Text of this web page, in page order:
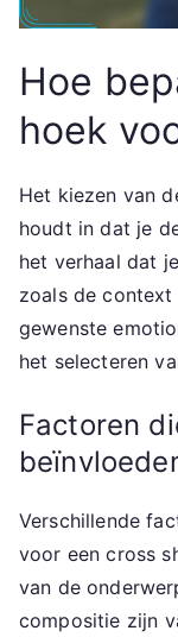
Hoe
hoek
Het kiezen van
houdt in dat je
het verhaal dat
zoals de
gewenste
het selecteren
Factoren
Verschillende
voor een cross
van de
compositie zijn